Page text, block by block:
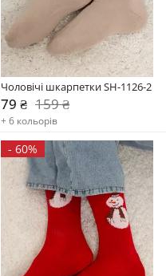
Чоловічі шкарпетки SH-1126-2
79 ₴ 159 ₴
+ 6 кольорів
- 60%